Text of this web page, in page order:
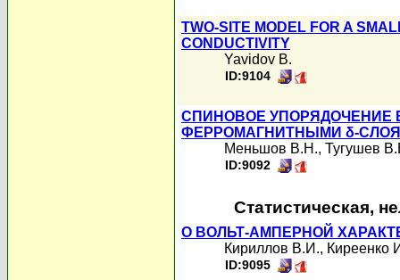
TWO-SITE MODEL FOR A
CONDUCTIVITY
Yavidov B.
ID:9104
СПИНОВОЕ УПОРЯДОЧЕНИЕ
ФЕРРОМАГНИТНЫМИ δ-
Меньшов В.Н., Тугушев
ID:9092
Статистическая,
О ВОЛЬТ-АМПЕРНОЙ
Кириллов В.И., Киреенко
ID:9095